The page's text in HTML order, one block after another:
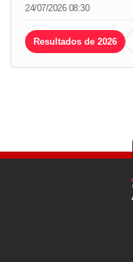
24/07/2026 08:30
Resultados de 2026